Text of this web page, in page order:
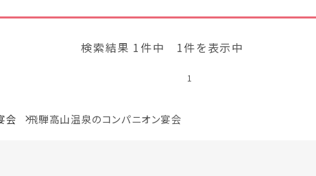
検索結果 1件中 1件を表示中
1
会 飛騨高山温泉のコンパニオン宴会